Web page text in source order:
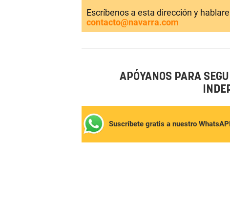
Escríbenos a esta dirección y
contacto@navarra.com
APÓYANOS PARA
Suscríbete gratis a nuestro